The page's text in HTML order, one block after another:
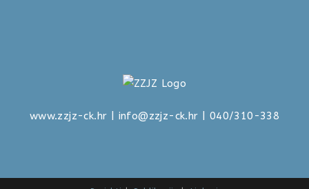
www.zzjz-ck.hr info@zzjz-ck.hr | 040/310-338